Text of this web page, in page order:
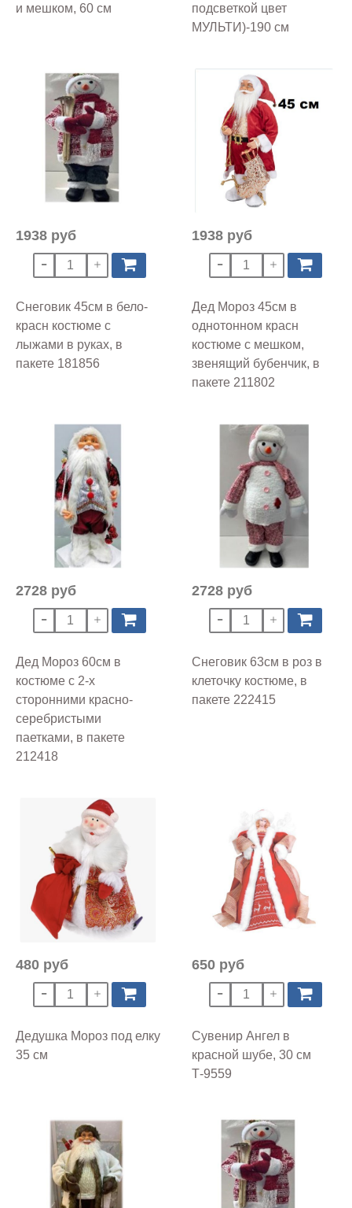
и мешком, 60 см
подсветкой цвет
МУЛЬТИ)-190 см
1938 руб
Снеговик 45см в бело-
красн костюме с
лыжами в руках, в
пакете 181856
1938 руб
Дед Мороз 45см в
однотонном красн
костюме с мешком,
звенящий бубенчик, в
пакете 211802
2728 руб
Дед Мороз 60см в
костюме с 2-х
сторонними красно-
серебристыми
паетками, в пакете
212418
2728 руб
Снеговик 63см в роз в
клеточку костюме, в
пакете 222415
480 руб
Дедушка Мороз под елку
35 см
650 руб
Сувенир Ангел в
красной шубе, 30 см
Т-9559